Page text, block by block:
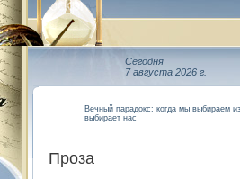
Сегодня
7 августа 2026 г.
Вечный парадокс: когда мы выбираем
выбирает нас
Проза